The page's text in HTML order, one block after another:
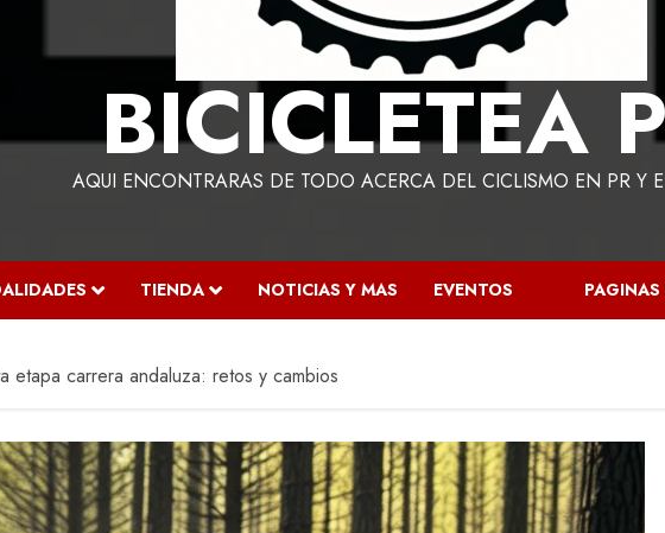
BICICLETEA
AQUI ENCONTRARAS DE TODO ACERCA DEL CICLISMO EN PR Y
TIENDA NOTICIAS Y MAS EVENTOS PAGINAS
etapa carrera andaluza: retos y cambios